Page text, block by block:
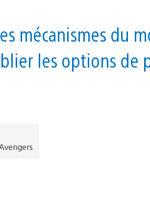
mécanismes du
les options de